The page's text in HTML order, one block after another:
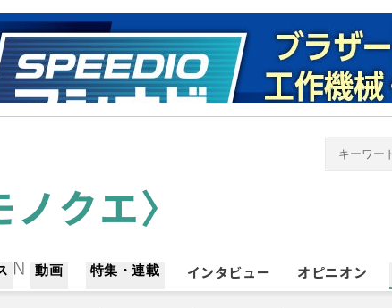
動画 特集・連載 インタビュー オピニオン